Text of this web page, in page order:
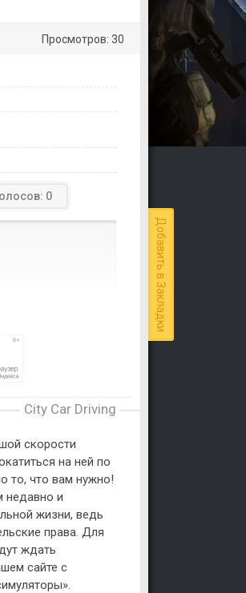
Добавить в Закладки
Просмотров: 30
0
City Car Driving
скорости
на ней по
то, что вам нужно!
недавно и
жизни, ведь
права. Для
ждать
сайте с